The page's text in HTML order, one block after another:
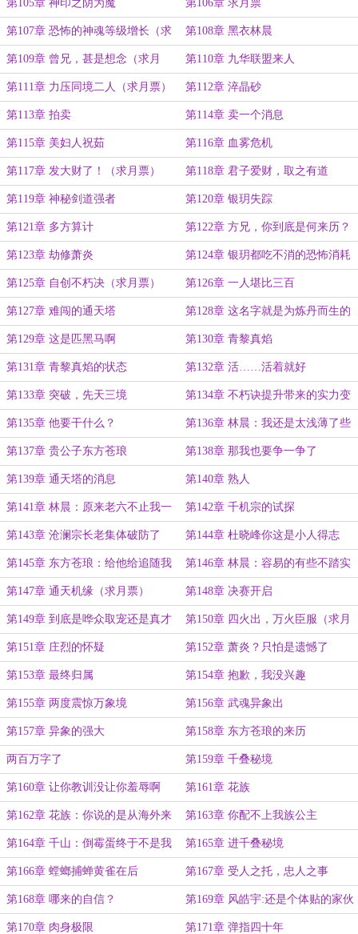
第105章 神印之阴为魔 第106章 求月票
第107章 恐怖的神魂等级增长（求
月票）
第108章 黑衣林晨
第109章 曾兄，甚是想念（求月
票）
第110章 九华联盟来人
第111章 力压同境二人（求月票） 第112章 淬晶砂
第113章 拍卖 第114章 卖一个消息
第115章 美妇人祝茹 第116章 血雾危机
第117章 发大财了！（求月票） 第118章 君子爱财，取之有道
第119章 神秘剑道强者 第120章 银玥失踪
第121章 多方算计 第122章 方兄，你到底是何来历？
第123章 劫修萧炎 第124章 银玥都吃不消的恐怖消耗
第125章 自创不朽决（求月票） 第126章 一人堪比三百
第127章 难闯的通天塔 第128章 这名字就是为炼丹而生的
第129章 这是匹黑马啊 第130章 青黎真焰
第131章 青黎真焰的状态 第132章 活……活着就好
第133章 突破，先天三境 第134章 不朽诀提升带来的实力变
化
第135章 他要干什么？ 第136章 林晨：我还是太浅薄了些
第137章 贵公子东方苍琅 第138章 那我也要争一争了
第139章 通天塔的消息 第140章 熟人
第141章 林晨：原来老六不止我一
人
第142章 千机宗的试探
第143章 沧澜宗长老集体破防了 第144章 杜晓峰你这是小人得志
第145章 东方苍琅：给他给追随我
的机会
第146章 林晨：容易的有些不踏实
第147章 通天机缘（求月票） 第148章 决赛开启
第149章 到底是哗众取宠还是真才
实学！
第150章 四火出，万火臣服（求月
票）
第151章 庄烈的怀疑 第152章 萧炎？只怕是遗憾了
第153章 最终归属 第154章 抱歉，我没兴趣
第155章 两度震惊万象境 第156章 武魂异象出
第157章 异象的强大 第158章 东方苍琅的来历
两百万字了 第159章 千叠秘境
第160章 让你教训没让你羞辱啊 第161章 花族
第162章 花族：你说的是从海外来
的林晨？
第163章 你配不上我族公主
第164章 千山：倒霉蛋终于不是我
一个人了
第165章 进千叠秘境
第166章 螳螂捕蝉黄雀在后 第167章 受人之托，忠人之事
第168章 哪来的自信？ 第169章 风皓宇:还是个体贴的家伙
第170章 肉身极限 第171章 弹指四十年